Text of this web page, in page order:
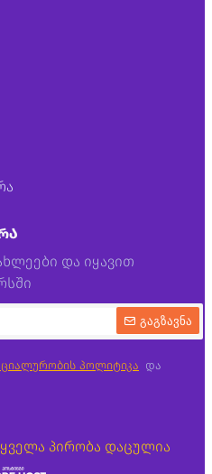
და იყავით
გაგზავნა
პოლიტიკა
და
ყველა პირობა დაცულია